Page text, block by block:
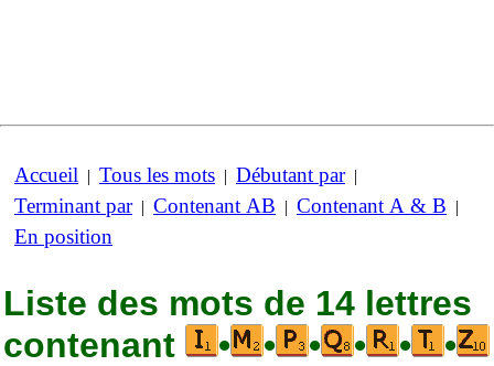
Accueil | Tous les mots | Débutant par|
Terminant par| Contenant AB | Contenant A & B |
En position
Liste des mots de 14 lettres
contenant
• • • • • •